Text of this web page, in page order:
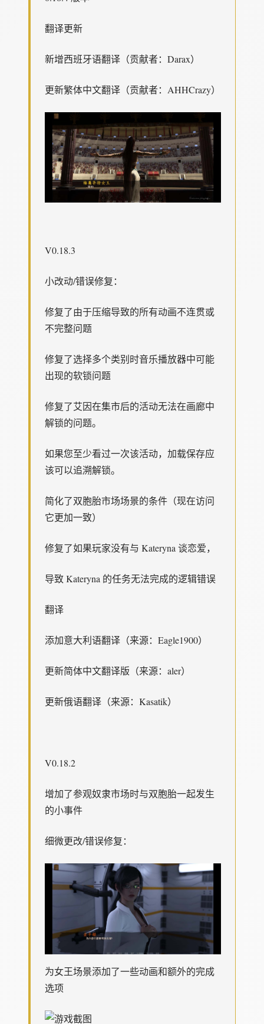
翻译更新
新增西班牙语翻译（贡献者：Darax）
更新繁体中文翻译（贡献者：AHHCrazy）
V0.18.3
小改动/错误修复：
修复了由于压缩导致的所有动画不连贯或
不完整问题
修复了选择多个类别时音乐播放器中可能
出现的软锁问题
修复了艾因在集市后的活动无法在画廊中
解锁的问题。
如果您至少看过一次该活动，加载保存应
该可以追溯解锁。
简化了双胞胎市场场景的条件（现在访问
它更加一致）
修复了如果玩家没有与 Kateryna 谈恋爱，
导致 Kateryna 的任务无法完成的逻辑错误
翻译
添加意大利语翻译（来源：Eagle1900）
更新简体中文翻译版（来源：aler）
更新俄语翻译（来源：Kasatik）
V0.18.2
增加了参观奴隶市场时与双胞胎一起发生
的小事件
细微更改/错误修复：
为女王场景添加了一些动画和额外的完成
选项